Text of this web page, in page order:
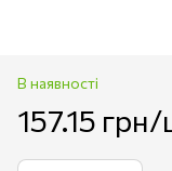
В наявності
157.15